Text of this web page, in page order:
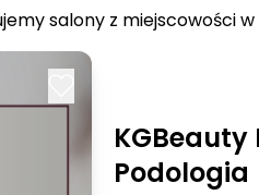
salony z miejscowości w
Podologia